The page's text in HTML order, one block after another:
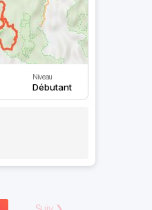
Niveau
Débutant